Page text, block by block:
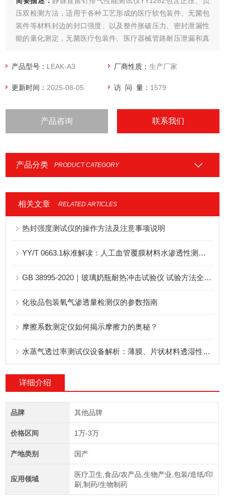
压双检测方法，适用于各种工艺形成的医疗软包装件、无菌包
装件等材料封边的封口强度、以及整件胀破压力、密封泄漏性
能的量化测定，无菌医疗包装件、医疗器械管路耐压泄漏和真
产品型号： LEAK-A3 厂商性质：生产厂家
更新时间： 2025-08-05 访 问 量： 1579
产品咨询 联系我们
产品分类 PRODUCT CATEGORY
相关文章 RELATED ARTICLES
热封强度测试仪的操作方法及注意事项说明
YY/T 0663.1标准解读：人工血管覆膜材料水渗透性测试方法与仪器配套
GB 38995-2020｜玻璃奶瓶耐热冲击试验仪 试验方法全拆解
化妆品包装氧气渗透量检测仪的参数指南
摩擦系数测定仪如何揭示摩擦力的奥秘？
水蒸气透过率测试仪设备解析：薄膜、片状材料透湿性能测试全面分析
详细介绍
品牌 其他品牌
价格区间 1万-3万
产地类别 国产
应用领域
医疗卫生,食品/农产品,生物产业,包装/造纸/印
刷,制药/生物制药